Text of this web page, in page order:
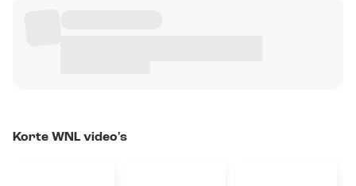
Korte WNL video's